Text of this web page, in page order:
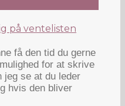
på ventelisten
få den tid du gerne
for at skrive
jeg se at du leder
hvis den bliver